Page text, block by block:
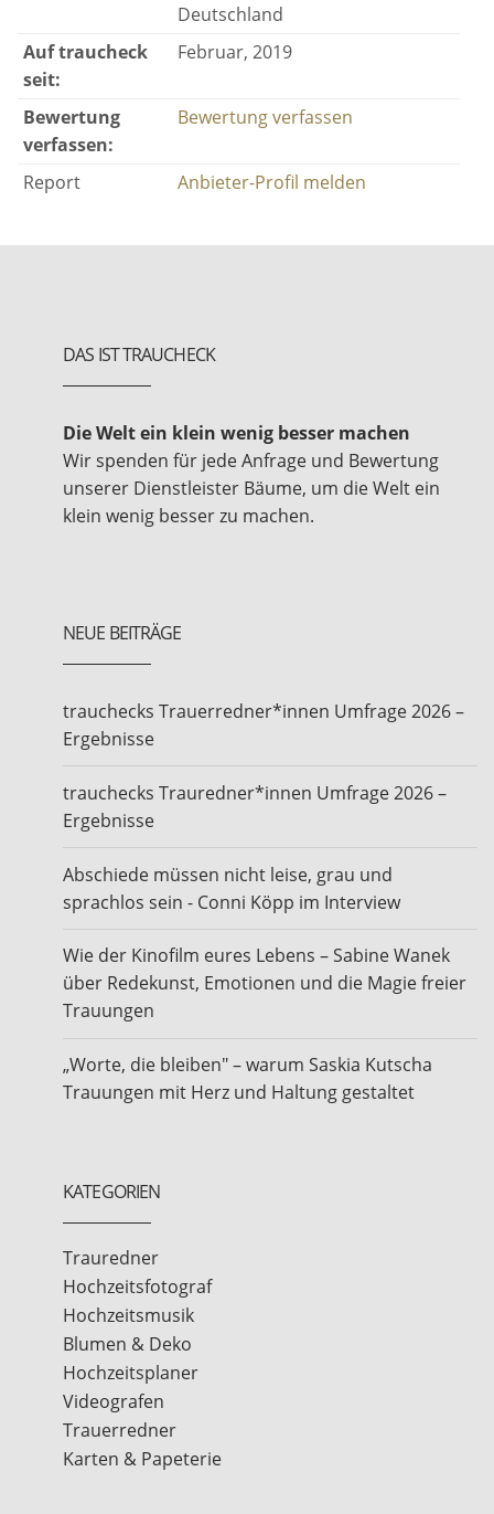
Deutschland
Auf traucheck
seit:
Februar, 2019
Bewertung
verfassen:
Bewertung verfassen
Report Anbieter-Profil melden
DAS IST TRAUCHECK
Die Welt ein klein wenig besser machen
Wir spenden für jede Anfrage und Bewertung
unserer Dienstleister Bäume, um die Welt ein
klein wenig besser zu machen.
NEUE BEITRÄGE
trauchecks Trauerredner*innen Umfrage 2026 –
Ergebnisse
trauchecks Trauredner*innen Umfrage 2026 –
Ergebnisse
Abschiede müssen nicht leise, grau und
sprachlos sein - Conni Köpp im Interview
Wie der Kinofilm eures Lebens – Sabine Wanek
über Redekunst, Emotionen und die Magie freier
Trauungen
„Worte, die bleiben" – warum Saskia Kutscha
Trauungen mit Herz und Haltung gestaltet
KATEGORIEN
Trauredner
Hochzeitsfotograf
Hochzeitsmusik
Blumen & Deko
Hochzeitsplaner
Videografen
Trauerredner
Karten & Papeterie